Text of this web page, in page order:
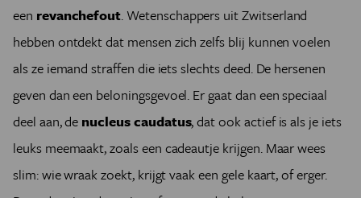
een revanchefout. Wetenschappers uit Zwitserland
hebben ontdekt dat mensen zich zelfs blij kunnen voelen
als ze iemand straffen die iets slechts deed. De hersenen
geven dan een beloningsgevoel. Er gaat dan een speciaal
deel aan, de nucleus caudatus, dat ook actief is als je iets
leuks meemaakt, zoals een cadeautje krijgen. Maar wees
slim: wie wraak zoekt, krijgt vaak een gele kaart, of erger.